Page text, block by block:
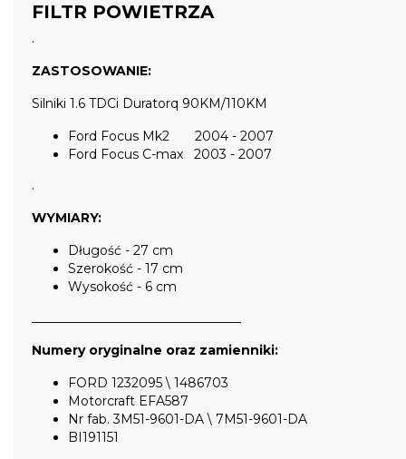
FILTR POWIETRZA
.
ZASTOSOWANIE:
Silniki 1.6 TDCi Duratorq 90KM/110KM
Ford Focus Mk2 2004 - 2007
Ford Focus C-max 2003 - 2007
.
WYMIARY:
Długość - 27 cm
Szerokość - 17 cm
Wysokość - 6 cm
Numery oryginalne oraz zamienniki:
FORD 1232095 \ 1486703
Motorcraft EFA587
Nr fab. 3M51-9601-DA \ 7M51-9601-DA
BI191151